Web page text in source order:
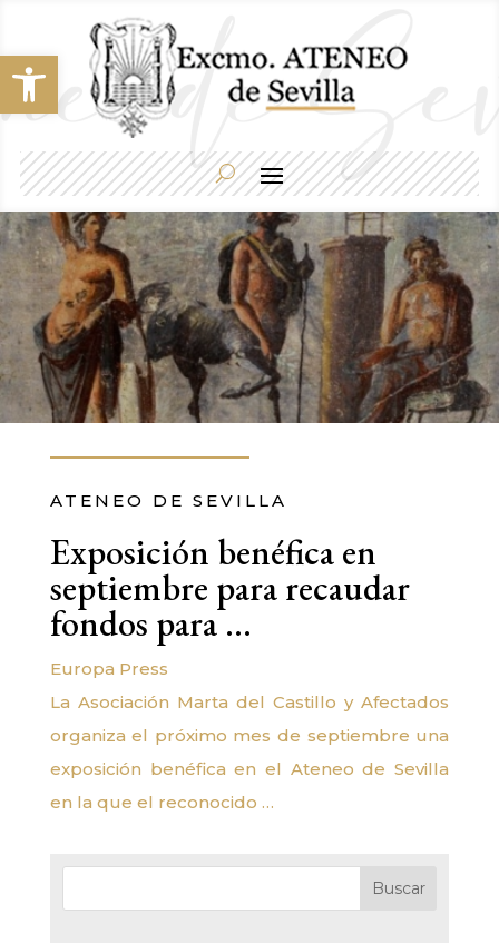
Abrir barra de herramientas
ATENEO DE SEVILLA
Exposición benéfica en
septiembre para recaudar
fondos para …
Europa Press
La Asociación Marta del Castillo y Afectados
organiza el próximo mes de septiembre una
exposición benéfica en el Ateneo de Sevilla
en la que el reconocido …
Buscar